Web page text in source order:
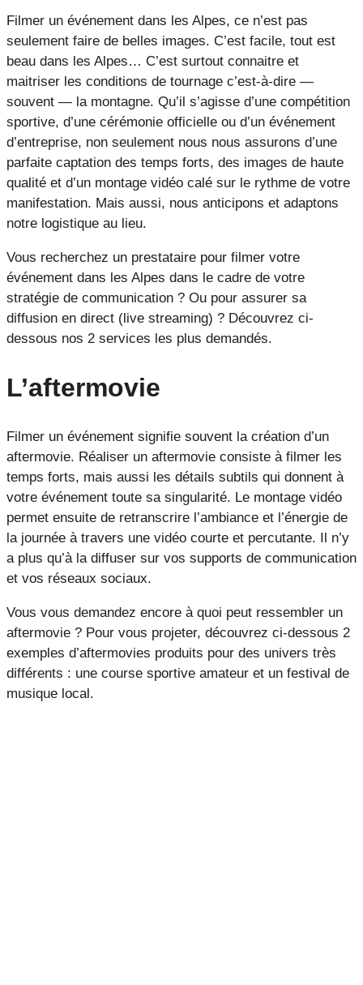
Filmer un événement dans les Alpes, ce n’est pas
seulement faire de belles images. C’est facile, tout est
beau dans les Alpes… C’est surtout connaitre et
maitriser les conditions de tournage c’est-à-dire —
souvent — la montagne. Qu’il s’agisse d’une compétition
sportive, d’une cérémonie officielle ou d’un événement
d’entreprise, non seulement nous nous assurons d’une
parfaite captation des temps forts, des images de haute
qualité et d’un montage vidéo calé sur le rythme de votre
manifestation. Mais aussi, nous anticipons et adaptons
notre logistique au lieu.
Vous recherchez un prestataire pour filmer votre
événement dans les Alpes dans le cadre de votre
stratégie de communication ? Ou pour assurer sa
diffusion en direct (live streaming) ? Découvrez ci-
dessous nos 2 services les plus demandés.
L’aftermovie
Filmer un événement signifie souvent la création d’un
aftermovie. Réaliser un aftermovie consiste à filmer les
temps forts, mais aussi les détails subtils qui donnent à
votre événement toute sa singularité. Le montage vidéo
permet ensuite de retranscrire l’ambiance et l’énergie de
la journée à travers une vidéo courte et percutante. Il n’y
a plus qu’à la diffuser sur vos supports de communication
et vos réseaux sociaux.
Vous vous demandez encore à quoi peut ressembler un
aftermovie ? Pour vous projeter, découvrez ci-dessous 2
exemples d’aftermovies produits pour des univers très
différents : une course sportive amateur et un festival de
musique local.